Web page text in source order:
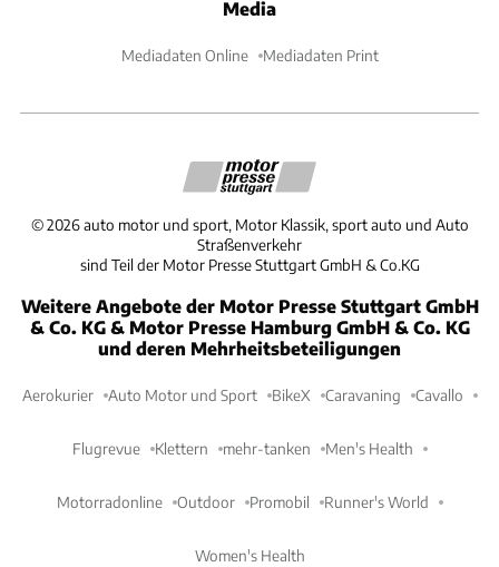
Media
Mediadaten Online Mediadaten Print
©2026 auto motor und sport, Motor Klassik, sport auto und Auto
Straßenverkehr
sind Teil der Motor Presse Stuttgart GmbH & Co.KG
Weitere Angebote der Motor Presse Stuttgart GmbH
& Co. KG & Motor Presse Hamburg GmbH & Co. KG
und deren Mehrheitsbeteiligungen
Aerokurier Auto Motor und Sport BikeX Caravaning Cavallo
Flugrevue Klettern mehr-tanken Men's Health
Motorradonline Outdoor Promobil Runner's World
Women's Health